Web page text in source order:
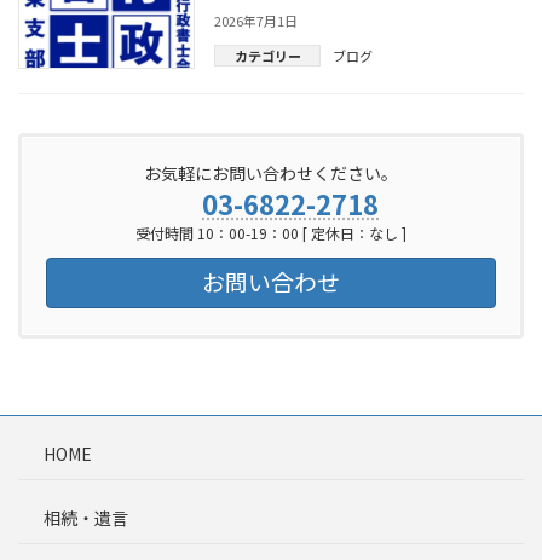
2026年7月1日
カテゴリー
ブログ
お気軽にお問い合わせください。
03-6822-2718
受付時間 10：00-19：00 [ 定休日：なし ]
お問い合わせ
HOME
相続・遺言